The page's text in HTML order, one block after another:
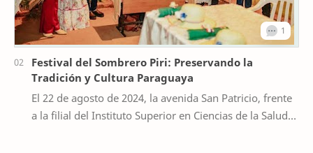
Festival del Sombrero Piri: Preservando la
Tradición y Cultura Paraguaya
El 22 de agosto de 2024, la avenida San Patricio, frente
a la filial del Instituto Superior en Ciencias de la Salud